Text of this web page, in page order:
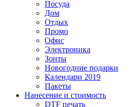
Посуда
Дом
Отдых
Промо
Офис
Электроника
Зонты
Новогодние подарки
Календари 2019
Пакеты
Нанесение и стоимость
DTF печать